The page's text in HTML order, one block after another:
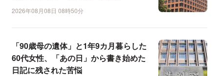
2026年08月08日 08時50分
「90歳母の遺体」と1年9カ月暮らした
60代女性、「あの日」から書き始めた
日記に残された苦悩